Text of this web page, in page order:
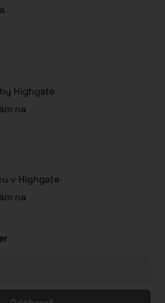
Highgate
na
v Highgate
na